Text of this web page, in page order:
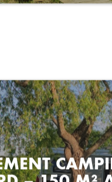
– 150 M²